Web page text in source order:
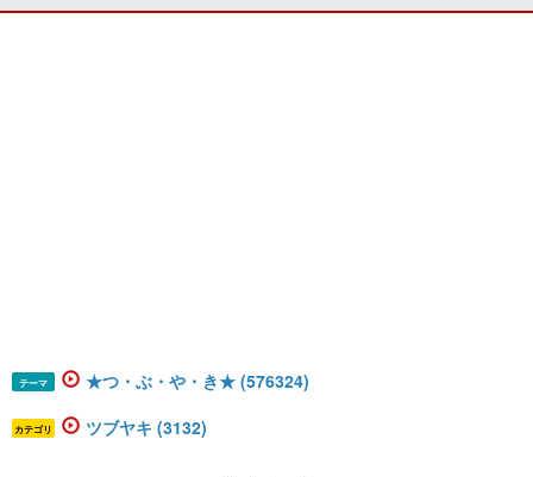
テーマ ★つ・ぶ・や・き★ (576324)
カテゴリ ツブヤキ (3132)